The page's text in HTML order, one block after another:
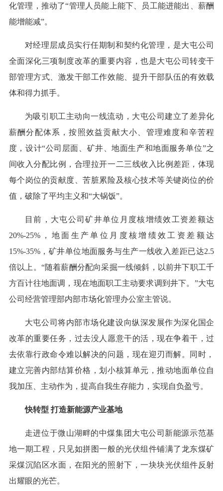
化管理，推动了“管理人员能上能下、员工能进能出、薪酬
能增能减”。
对经理层成员实行任期制和契约化管理，是大屯公司
全面深化三项制度改革的重要内容，也是大屯公司转变干
部管理方式、激发干部工作效能、提升干部队伍的有效载
体和得力抓手。
为吸引职工主动向一线流动，大屯公司建立了差异化
薪酬分配体系，按照效益贡献大小、管理难度和辛苦程
度，设计“公司层面、矿井、地面生产和地面服务单位”之
间收入分配比例，合理拉开一二三线收入比例差距，体现
每个岗位的贡献度、苦脏累险及核心技术等关键岗位的价
值，破除了平均主义和“大锅饭”。
目前，大屯公司矿井单位月度核增绩效工资差额达
20%-25%，地面生产单位月度核增绩效工资差额达
15%-35%，矿井单位地面服务与生产一线收入差距已达2.5
倍以上。“随着薪酬分配向采掘一线倾斜，以前井下职工千
方百计往地面调，现在地面职工主动要求调到井下。”大屯
公司经营管理部内部市场化管理办公室主管说。
大屯公司将内部市场化建设向纵深发展作为深化国企
改革的重要任务，过去没人愿意干的活，现在争着干，过
去依靠行政命令难以解决的问题，现在迎刃而解。同时，
建立完善内部结算价格，划小核算单元，推动地面单位自
我加压、主动作为，提高自我生存能力，实现自负盈亏。
快转型 打造新能源产业基地
走进位于微山湖畔的中煤集团大屯公司新能源示范基
地一期工程，只见如拼图一般的光伏组件铺满了龙东煤矿
采煤沉陷区水面，在阳光的照射下，一块块光伏组件反射
出耀眼的光芒。